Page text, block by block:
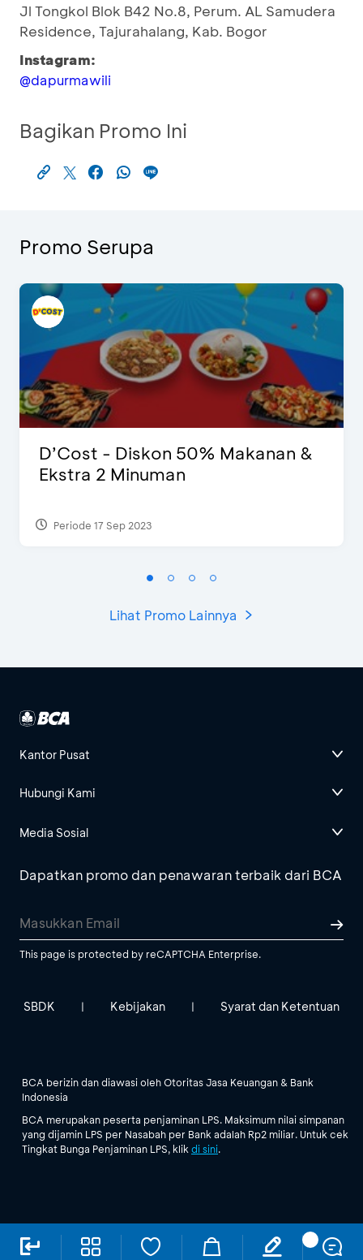
Jl Tongkol Blok B42 No.8, Perum. AL Samudera
Residence, Tajurahalang, Kab. Bogor
Instagram:
@dapurmawili
Bagikan Promo Ini
Promo Serupa
D’Cost - Diskon 50% Makanan &
Ekstra 2 Minuman
Periode 17 Sep 2023
Lihat Promo Lainnya
Kantor Pusat
Hubungi Kami
Media Sosial
Dapatkan promo dan penawaran terbaik dari BCA
This page is protected by reCAPTCHA Enterprise.
SBDK | Kebijakan | Syarat dan Ketentuan
BCA berizin dan diawasi oleh Otoritas Jasa Keuangan & Bank
Indonesia
BCA merupakan peserta penjaminan LPS. Maksimum nilai simpanan
yang dijamin LPS per Nasabah per Bank adalah Rp2 miliar. Untuk cek
Tingkat Bunga Penjaminan LPS, klik di sini.